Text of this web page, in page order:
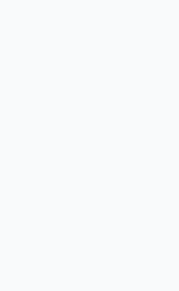
Войти под